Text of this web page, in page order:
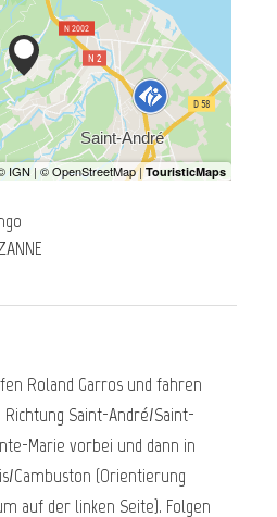
Roland Garros und fahren
Saint-André/Saint-
Marie vorbei und dann in
Cambuston (Orientierung
auf der linken Seite). Folgen